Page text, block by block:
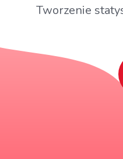
Tworzenie